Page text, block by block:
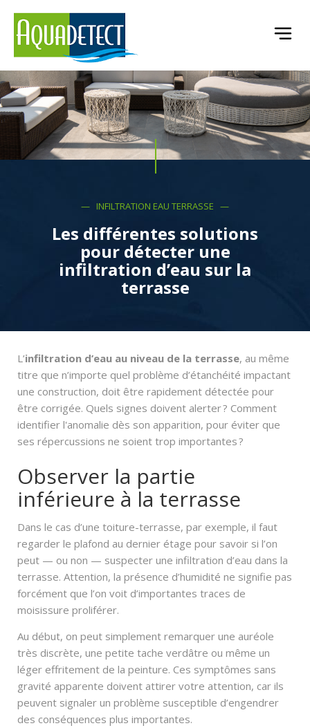
— INFILTRATION EAU TERRASSE —
Les différentes solutions
pour détecter une
infiltration d’eau sur la
terrasse
L’infiltration d’eau au niveau de la terrasse, au même
titre que n’importe quel problème d’étanchéité impactant
une construction, doit être rapidement détectée pour
être corrigée. Quels signes doivent alerter ? Comment
identifier l'anomalie dès son apparition, pour éviter que
ses répercussions ne soient trop importantes ?
Observer la partie
inférieure à la terrasse
Dans le cas d’une toiture-terrasse, par exemple, il faut
regarder le plafond au dernier étage pour savoir si l’on
peut — ou non — suspecter une infiltration d’eau dans la
terrasse. Attention, la présence d’humidité ne signifie pas
forcément que l’on voit d’importantes traces de
moisissure proliférer.
Au début, on peut simplement remarquer une auréole
très discrète, une petite tache verdâtre ou même un
léger effritement de la peinture. Ces symptômes sans
gravité apparente doivent attirer votre attention, car ils
peuvent signaler un problème susceptible d’engendrer
des conséquences plus importantes.